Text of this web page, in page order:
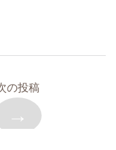
の投稿
→